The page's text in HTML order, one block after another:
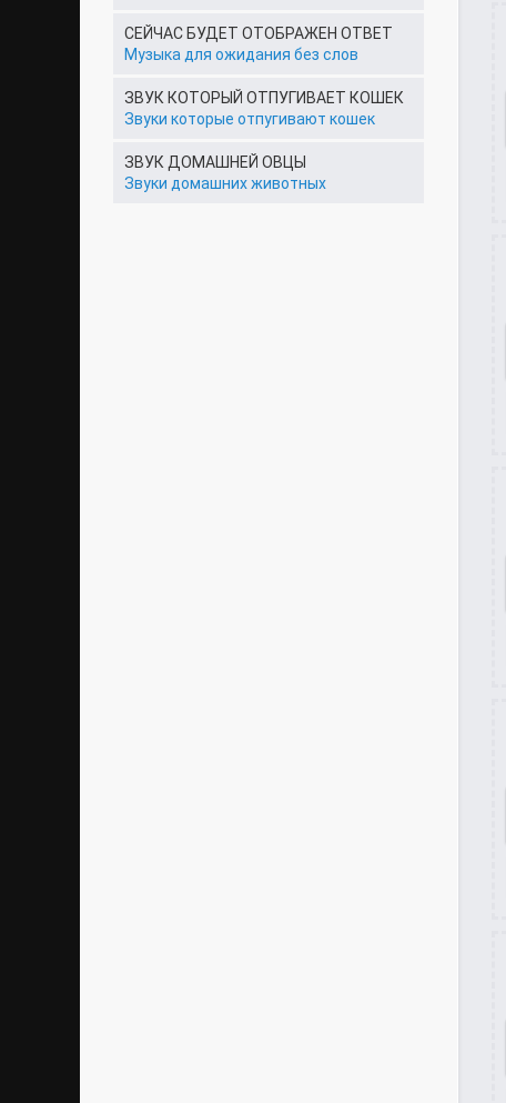
СЕЙЧАС БУДЕТ ОТОБРАЖЕН ОТВЕТ
Музыка для ожидания без слов
ЗВУК КОТОРЫЙ ОТПУГИВАЕТ КОШЕК
Звуки которые отпугивают кошек
ЗВУК ДОМАШНЕЙ ОВЦЫ
Звуки домашних животных